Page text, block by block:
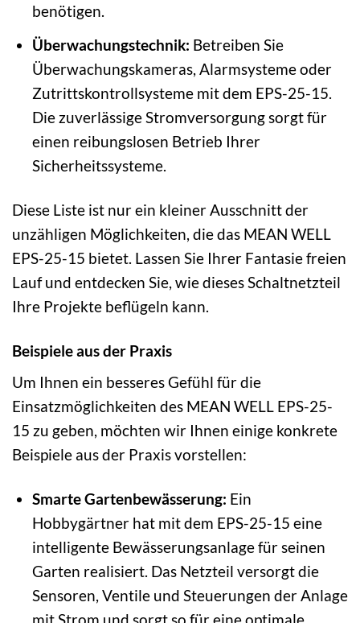
benötigen.
Überwachungstechnik: Betreiben Sie
Überwachungskameras, Alarmsysteme oder
Zutrittskontrollsysteme mit dem EPS-25-15.
Die zuverlässige Stromversorgung sorgt für
einen reibungslosen Betrieb Ihrer
Sicherheitssysteme.
Diese Liste ist nur ein kleiner Ausschnitt der
unzähligen Möglichkeiten, die das MEAN WELL
EPS-25-15 bietet. Lassen Sie Ihrer Fantasie freien
Lauf und entdecken Sie, wie dieses Schaltnetzteil
Ihre Projekte beflügeln kann.
Beispiele aus der Praxis
Um Ihnen ein besseres Gefühl für die
Einsatzmöglichkeiten des MEAN WELL EPS-25-
15 zu geben, möchten wir Ihnen einige konkrete
Beispiele aus der Praxis vorstellen:
Smarte Gartenbewässerung: Ein
Hobbygärtner hat mit dem EPS-25-15 eine
intelligente Bewässerungsanlage für seinen
Garten realisiert. Das Netzteil versorgt die
Sensoren, Ventile und Steuerungen der Anlage